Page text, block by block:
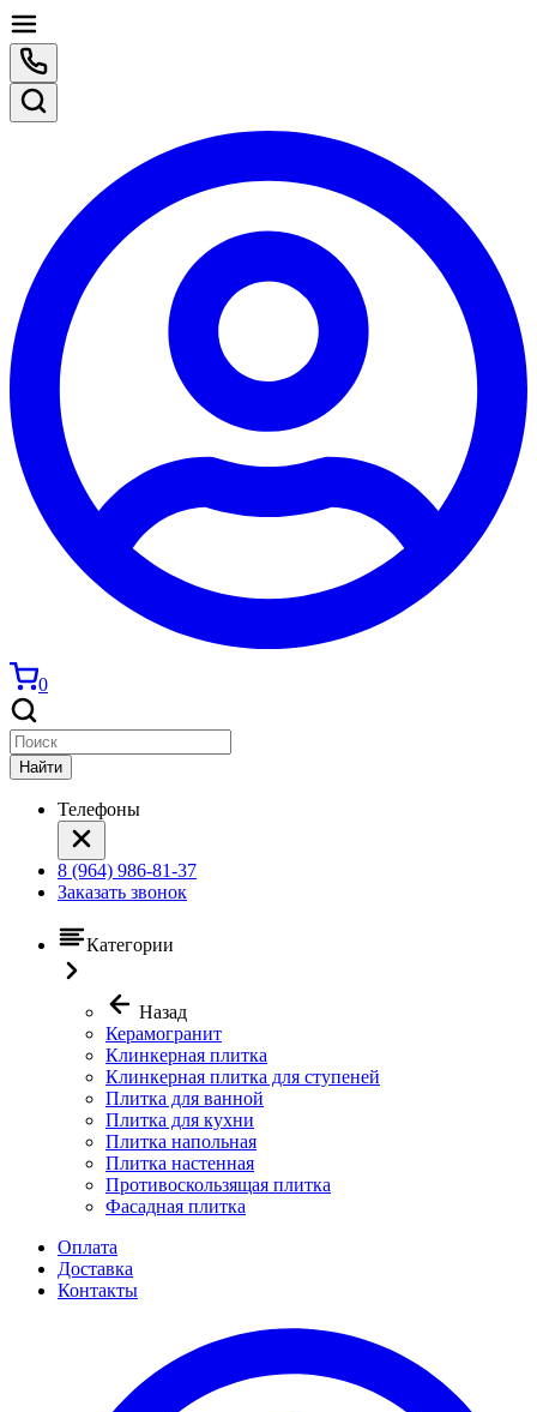
0
Найти
Телефоны
8 (964) 986-81-37
Заказать звонок
Категории
Назад
Керамогранит
Клинкерная плитка
Клинкерная плитка для ступеней
Плитка для ванной
Плитка для кухни
Плитка напольная
Плитка настенная
Противоскользящая плитка
Фасадная плитка
Оплата
Доставка
Контакты